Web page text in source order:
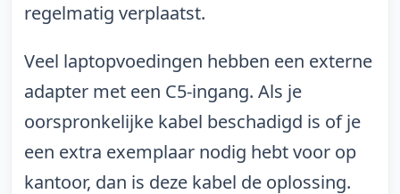
regelmatig verplaatst.
Veel laptopvoedingen hebben een externe
adapter met een C5-ingang. Als je
oorspronkelijke kabel beschadigd is of je
een extra exemplaar nodig hebt voor op
kantoor, dan is deze kabel de oplossing.